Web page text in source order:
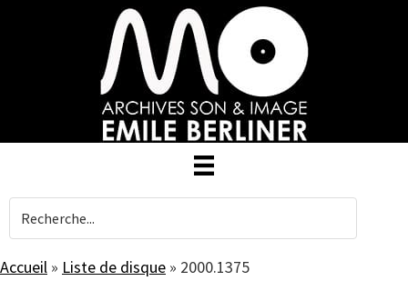
Accueil » Liste de disque » 2000.1375